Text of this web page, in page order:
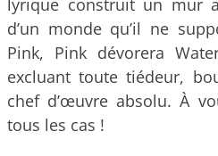
lyrique construit un mur
d’un monde qu’il ne
Pink, Pink dévorera
excluant toute tiédeur,
chef d’œuvre absolu. À
tous les cas !